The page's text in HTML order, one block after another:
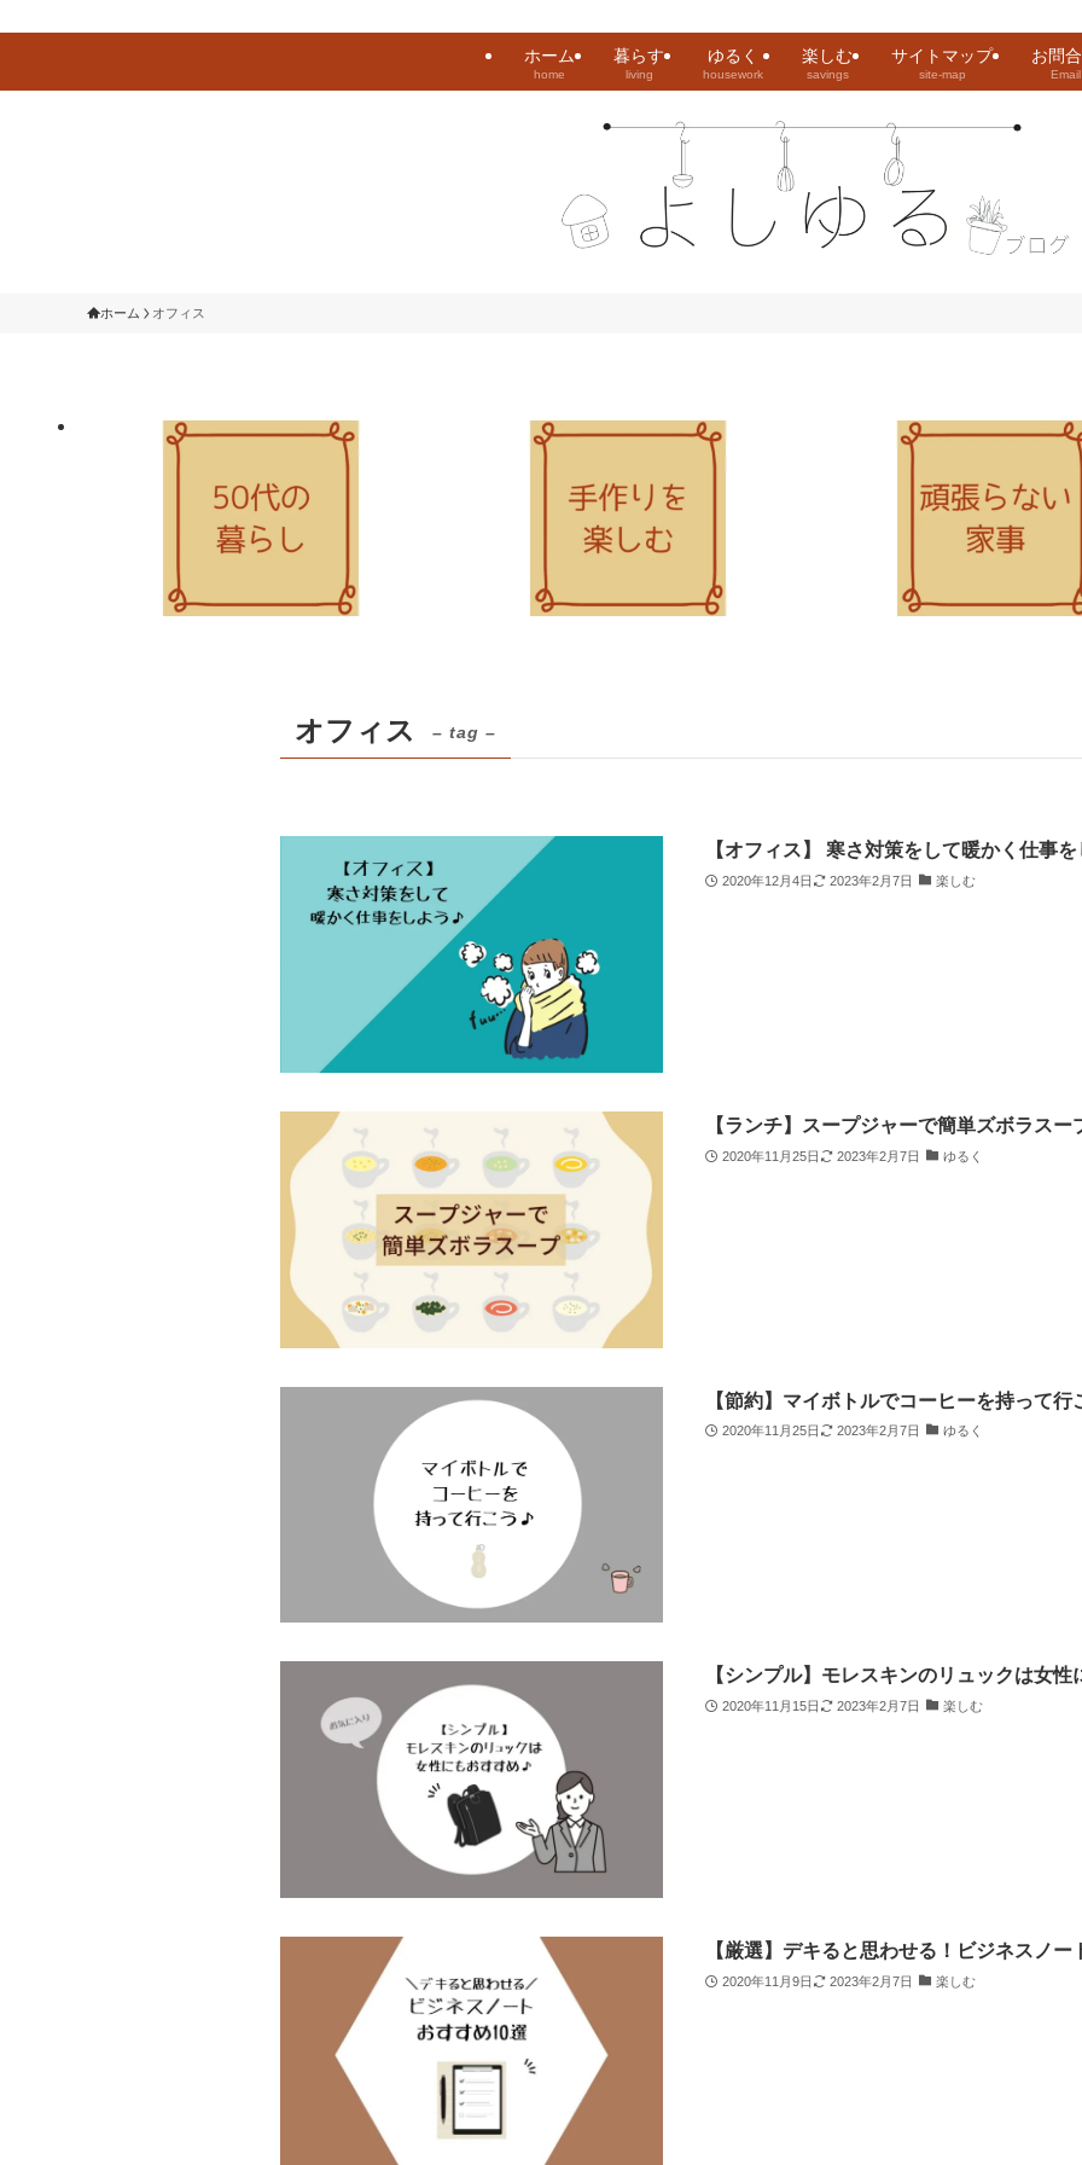
ホーム
home
暮らす
living
ゆるく
housework
楽しむ
savings
サイトマップ
site-map
お問
Email
ホーム オフィス
オフィス – tag –
【オフィス】 寒さ対策をして暖かく仕事
2020年12月4日 2023年2月7日 楽しむ
【ランチ】スープジャーで簡単ズボラスー
2020年11月25日 2023年2月7日 ゆるく
【節約】マイボトルでコーヒーを持って行
2020年11月25日 2023年2月7日 ゆるく
【シンプル】モレスキンのリュックは女性
2020年11月15日 2023年2月7日 楽しむ
【厳選】デキると思わせる！ビジネスノー
2020年11月9日 2023年2月7日 楽しむ